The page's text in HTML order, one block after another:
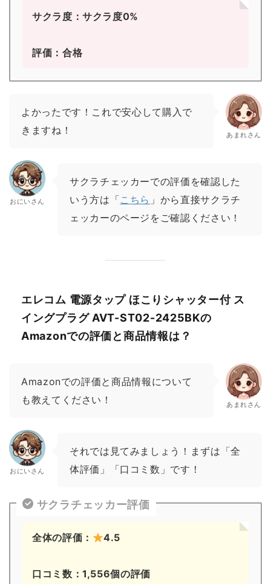
サクラ度：サクラ度0%
評価：合格
よかったです！これで安心して購入で
きますね！
あまれさん
おにいさん
サクラチェッカーでの評価を確認した
いう方は「こちら 」から直接サクラチ
ェッカーのページをご確認ください！
エレコム 電源タップ ほこりシャッター付 ス
イングプラグ AVT-ST02-2425BKの
Amazonでの評価と商品情報は？
Amazonでの評価と商品情報について
も教えてください！
あまれさん
おにいさん
それでは見てみましょう！まずは「全
体評価」「口コミ数」です！
サクラチェッカー評価
全体の評価： 4.5
口コミ数：1,556個の評価